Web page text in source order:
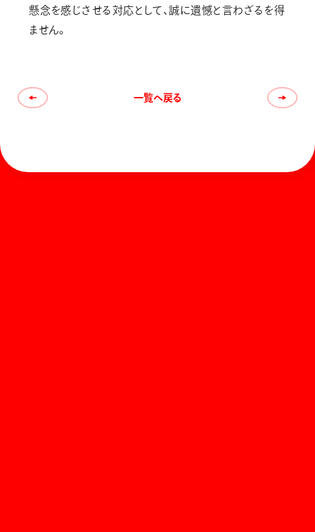
懸念を感じさせる対応として、誠に遺憾と言わざるを得
ません。
一覧へ戻る